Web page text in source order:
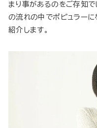
まり事があるのをご存知
の流れの中でポピュラーに
紹介します。